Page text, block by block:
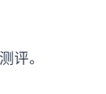
。